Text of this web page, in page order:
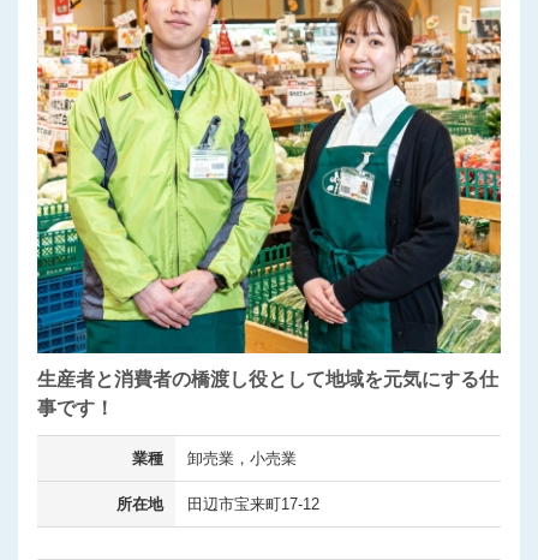
生産者と消費者の橋渡し役として地域を元気にする仕
事です！
業種 卸売業，小売業
所在地 田辺市宝来町17-12